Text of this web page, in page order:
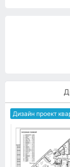
Дизайн проект